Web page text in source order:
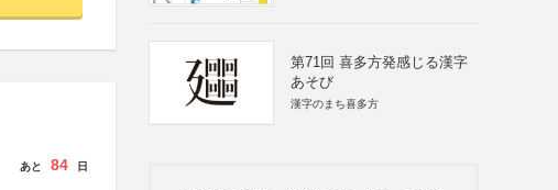
あと 84 日
第71回 喜多方発感じる漢字
あそび
漢字のまち喜多方